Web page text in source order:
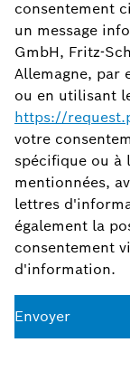
consentement
un message
GmbH, Fritz-
Allemagne, par
ou en utilisant
https://
votre
spécifique ou à
mentionnées,
lettres
également la
consentement
d'information.
Envoyer